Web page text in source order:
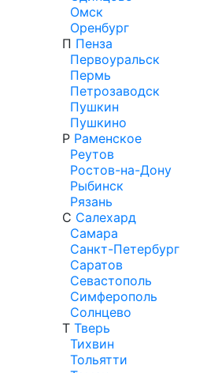
Омск
Оренбург
П Пенза
Первоуральск
Пермь
Петрозаводск
Пушкин
Пушкино
Р Раменское
Реутов
Ростов-на-Дону
Рыбинск
Рязань
С Салехард
Самара
Санкт-Петербург
Саратов
Севастополь
Симферополь
Солнцево
Т Тверь
Тихвин
Тольятти